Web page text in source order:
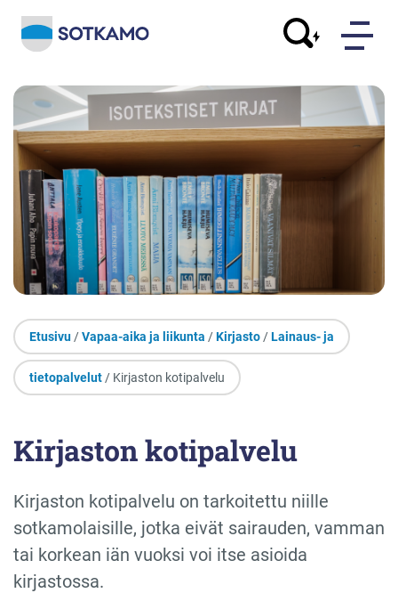
Etusivu /Vapaa-aika ja liikunta /Kirjasto /Lainaus- ja
tietopalvelut / Kirjaston kotipalvelu
Kirjaston kotipalvelu
Kirjaston kotipalvelu on tarkoitettu niille
sotkamolaisille, jotka eivät sairauden, vamman
tai korkean iän vuoksi voi itse asioida
kirjastossa.